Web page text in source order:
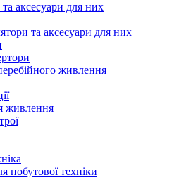
аксесуари для них
та аксесуари для них
живлення
живлення
побутової техніки